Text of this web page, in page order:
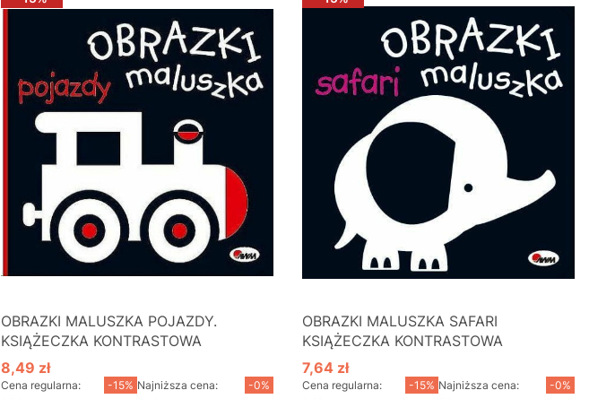
OBRAZKI MALUSZKA POJAZDY.
KSIĄŻECZKA KONTRASTOWA
Cena promocyjna
8,49 zł
Cena regularna:
-15% Najniższa cena:
-0%
OBRAZKI MALUSZKA SAFARI
KSIĄŻECZKA KONTRASTOWA
Cena promocyjna
7,64 zł
Cena regularna:
-15% Najniższa cena:
-0%